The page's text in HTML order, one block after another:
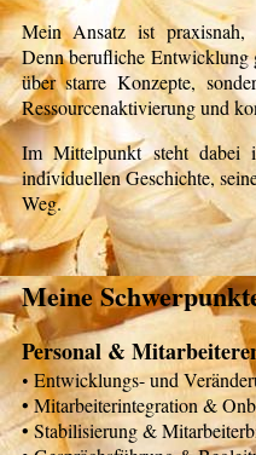
Mein Ansatz ist praxisnah,
Denn berufliche Entwicklung
über starre Konzepte,
Ressourcenaktivierung und
Im Mittelpunkt steht dabei
individuellen Geschichte,
Weg.
Meine
Personal &
•Entwicklungs- und
• Mitarbeiterintegration &
• Stabilisierung &